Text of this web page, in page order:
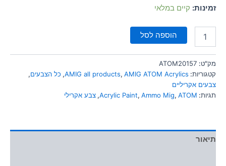
font_download סמן קישורים זמינות: קיים במלאי
הוספה לסל
מק"ט: ATOM20157
קטגוריות:
AMIG all products, AMIG ATOM Acrylics
, כל הצבעים,
צבעים אקריליים
תגיות:
Acrylic Paint, Ammo Mig, ATOM
, צבע אקרילי
תיאור